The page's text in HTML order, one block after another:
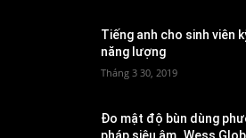
Tiếng anh cho sinh viên
năng lượng
Tháng 3 30, 2019
Đo mật độ bùn dùng